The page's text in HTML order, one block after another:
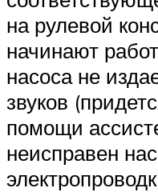
на рулевой
начинают
насоса не
звуков
помощи
неисправен